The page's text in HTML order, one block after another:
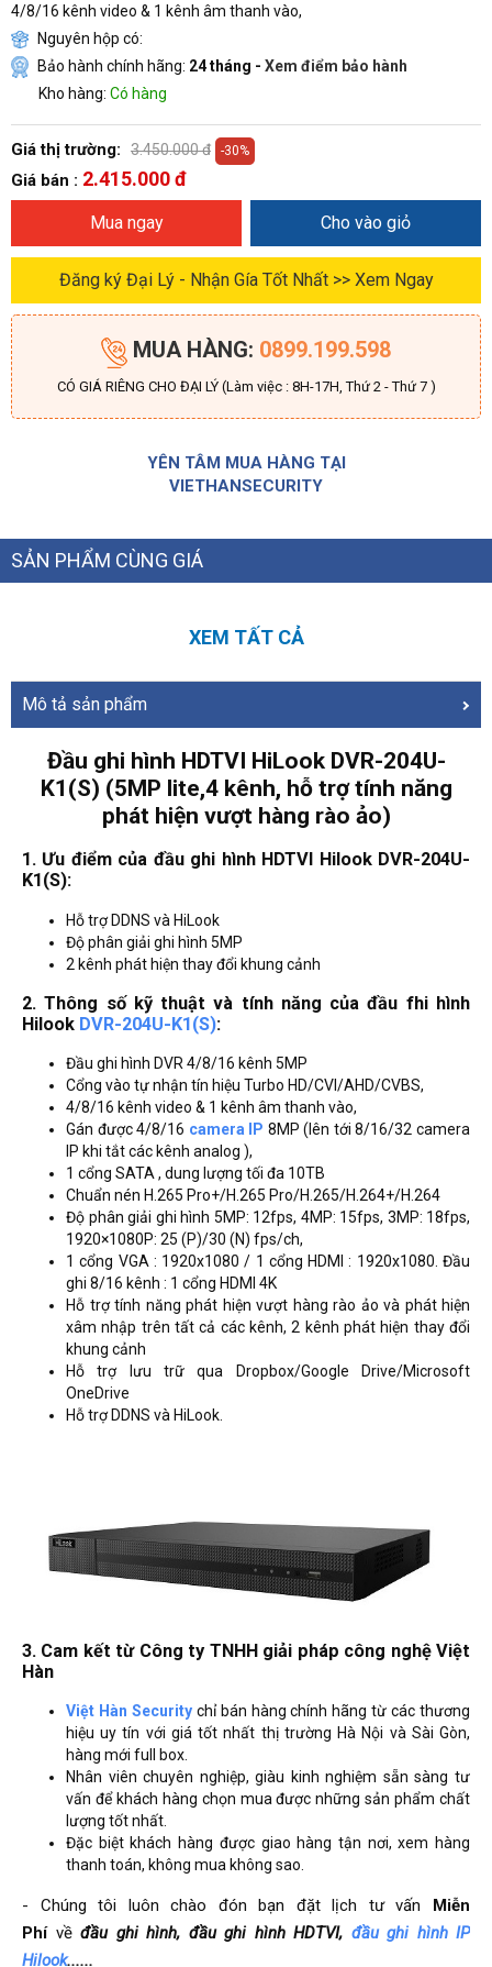
4/8/16 kênh video & 1 kênh âm thanh vào,
Nguyên hộp có:
Bảo hành chính hãng: 24 tháng - Xem điểm bảo hành
Kho hàng: Có hàng
Giá thị trường: 3.450.000 đ -30%
Giá bán : 2.415.000 đ
Mua ngay Cho vào giỏ
Đăng ký Đại Lý - Nhận Gía Tốt Nhất >> Xem Ngay
MUA HÀNG: 0899.199.598
CÓ GIÁ RIÊNG CHO ĐẠI LÝ (Làm việc : 8H-17H, Thứ 2 - Thứ 7 )
YÊN TÂM MUA HÀNG TẠI
VIETHANSECURITY
SẢN PHẨM CÙNG GIÁ
XEM TẤT CẢ
Mô tả sản phẩm
Đầu ghi hình HDTVI HiLook DVR-204U-
K1(S) (5MP lite,4 kênh, hỗ trợ tính năng
phát hiện vượt hàng rào ảo)
1. Ưu điểm của đầu ghi hình HDTVI Hilook DVR-204U-
K1(S):
Hỗ trợ DDNS và HiLook
Độ phân giải ghi hình 5MP
2 kênh phát hiện thay đổi khung cảnh
2. Thông số kỹ thuật và tính năng của đầu fhi hình
Hilook DVR-204U-K1(S):
Đầu ghi hình DVR 4/8/16 kênh 5MP
Cổng vào tự nhận tín hiệu Turbo HD/CVI/AHD/CVBS,
4/8/16 kênh video & 1 kênh âm thanh vào,
Gán được 4/8/16 camera IP 8MP (lên tới 8/16/32 camera
IP khi tắt các kênh analog ),
1 cổng SATA , dung lượng tối đa 10TB
Chuẩn nén H.265 Pro+/H.265 Pro/H.265/H.264+/H.264
Độ phân giải ghi hình 5MP: 12fps, 4MP: 15fps, 3MP: 18fps,
1920×1080P: 25 (P)/30 (N) fps/ch,
1 cổng VGA : 1920x1080 / 1 cổng HDMI : 1920x1080. Đầu
ghi 8/16 kênh : 1 cổng HDMI 4K
Hỗ trợ tính năng phát hiện vượt hàng rào ảo và phát hiện
xâm nhập trên tất cả các kênh, 2 kênh phát hiện thay đổi
khung cảnh
Hỗ trợ lưu trữ qua Dropbox/Google Drive/Microsoft
OneDrive
Hỗ trợ DDNS và HiLook.
3. Cam kết từ Công ty TNHH giải pháp công nghệ Việt
Hàn
Việt Hàn Securitychỉ bán hàng chính hãng từ các thương
hiệu uy tín với giá tốt nhất thị trường Hà Nội và Sài Gòn,
hàng mới full box.
Nhân viên chuyên nghiệp, giàu kinh nghiệm sẵn sàng tư
vấn để khách hàng chọn mua được những sản phẩm chất
lượng tốt nhất.
Đặc biệt khách hàng được giao hàng tận nơi, xem hàng
thanh toán, không mua không sao.
- Chúng tôi luôn chào đón bạn đặt lịch tư vấn Miễn
Phívề đầu ghi hình, đầu ghi hình HDTVI, đầu ghi hình IP
Hilook......